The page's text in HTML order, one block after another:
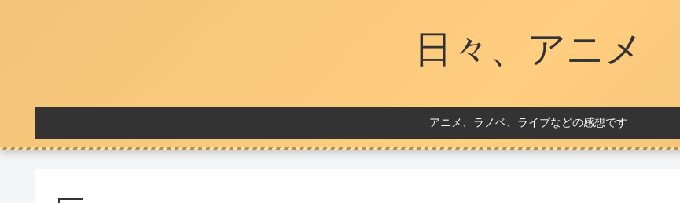
日々、アニメ
アニメ、ラノベ、ライブなどの感想です